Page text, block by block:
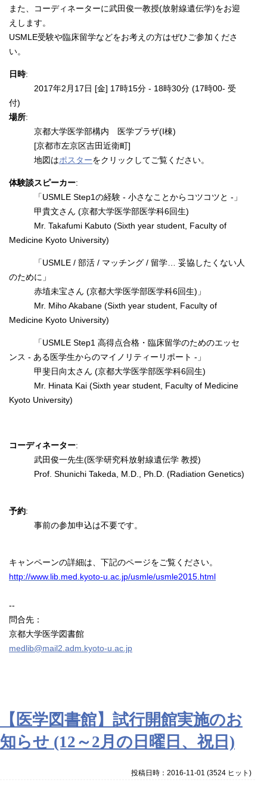
また、コーディネーターに武田俊一教授(放射線遺伝学)をお迎
えします。
USMLE受験や臨床留学などをお考えの方はぜひご参加くださ
い。
日時:
2017年2月17日 [金] 17時15分 - 18時30分 (17時00- 受
付)
場所:
京都大学医学部構内 医学プラザ(I棟)
[京都市左京区吉田近衛町]
地図はポスターをクリックしてご覧ください。
体験談スピーカー:
「USMLE Step1の経験 - 小さなことからコツコツと -」
甲貴文さん (京都大学医学部医学科6回生)
Mr. Takafumi Kabuto (Sixth year student, Faculty of
Medicine Kyoto University)
「USMLE / 部活 / マッチング / 留学… 妥協したくない人
のために」
赤埴未宝さん (京都大学医学部医学科6回生)」
Mr. Miho Akabane (Sixth year student, Faculty of
Medicine Kyoto University)
「USMLE Step1 高得点合格・臨床留学のためのエッセ
ンス - ある医学生からのマイノリティーリポート -」
甲斐日向太さん (京都大学医学部医学科6回生)
Mr. Hinata Kai (Sixth year student, Faculty of Medicine
Kyoto University)
コーディネーター:
武田俊一先生(医学研究科放射線遺伝学 教授)
Prof. Shunichi Takeda, M.D., Ph.D. (Radiation Genetics)
予約:
事前の参加申込は不要です。
キャンペーンの詳細は、下記のページをご覧ください。
http://www.lib.med.kyoto-u.ac.jp/usmle/usmle2015.html
--
問合先：
京都大学医学図書館
medlib@mail2.adm.kyoto-u.ac.jp
【医学図書館】試行開館実施のお
知らせ (12～2月の日曜日、祝日)
投稿日時：2016-11-01 (3524 ヒット )